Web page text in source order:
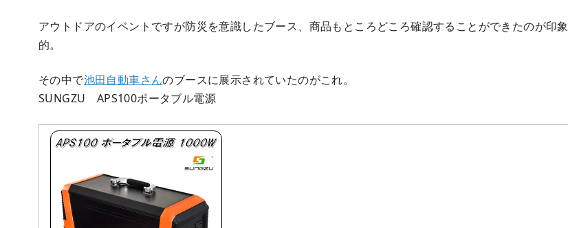
アウトドアのイベントですが防災を意識したブース、商品もところどころ確認することができたのが印象
的。
その中で池田自動車さんのブースに展示されていたのがこれ。
SUNGZU APS100ポータブル電源